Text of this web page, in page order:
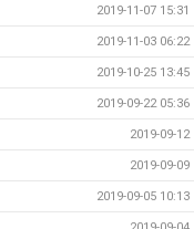
2019-11-07 15:31
2019-11-03 06:22
2019-10-25 13:45
2019-09-22 05:36
2019-09-12
2019-09-09
2019-09-05 10:13